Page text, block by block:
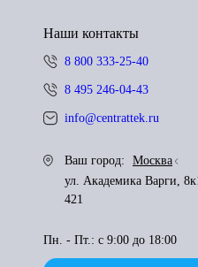
Наши контакты
8 800 333-25-40
8 495 246-04-43
info@centrattek.ru
Ваш город:
Москва
ул. Академика Варги,
421
Пн. - Пт.: с 9:00 до 18:00